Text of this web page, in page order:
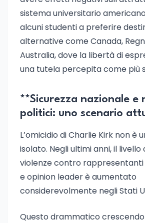
sistema universitario
alcuni studenti a preferire
alternative come Canada,
Australia, dove la libertà di
una tutela percepita come più
**Sicurezza nazionale e
politici: uno scenario
L’omicidio di Charlie Kirk non è
isolato. Negli ultimi anni, il
violenze contro
e opinion leader è aumentato
considerevolmente negli Stati
Questo drammatico